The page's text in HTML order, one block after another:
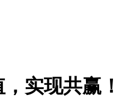
实现共赢！